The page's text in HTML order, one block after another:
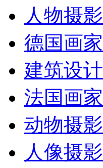
人物摄影
德国画家
建筑设计
法国画家
动物摄影
人像摄影